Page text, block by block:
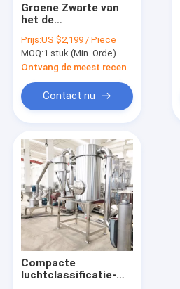
Groene Zwarte van
het de
Theeblad van de
Thee Malende Molen
de
Maalmachinemachine
Prijs:US $2,199 / Piece
MOQ:1 stuk (Min. Orde)
Contact nu
Compacte
luchtclassificatie-